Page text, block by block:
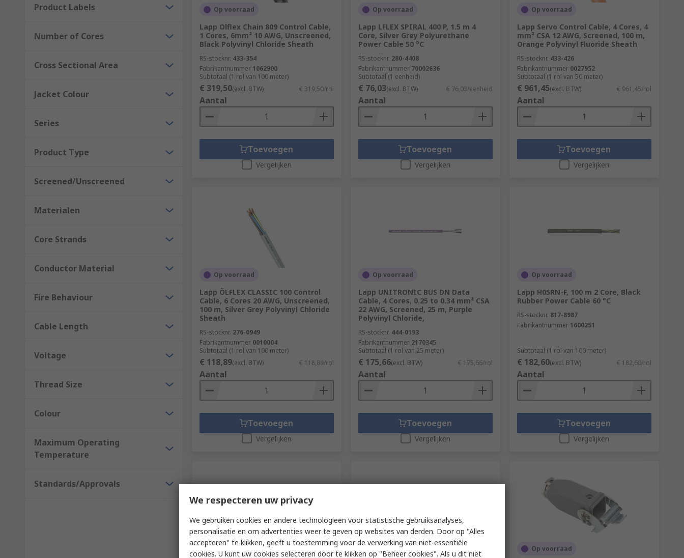
Product Labels
Number of Cores
Cross Sectional Area
Jacket Colour
Series
Product Type
Screened/Unscreened
Materialen
Core Strands
Conductor Material
Fire Behaviour
Cable Length
Voltage
Thread Size
Colour
Maximum Operating
Temperature
Standards/Approvals
Op voorraad
Lapp Olflex Chain 809 Control Cable,
1 Cores, 6mm² 10 AWG, Unscreened,
Black Polyvinyl Chloride Sheath
RS-stocknr. 433-354
Fabrikantnummer 1062900
Subtotaal (1 rol van 100 meter)
€ 319,50(excl. BTW) € 319,50/rol
Aantal
Toevoegen
Vergelijken
Op voorraad
Lapp LFLEX SPIRAL 400 P, 1.5 m 4
Core, Silver Grey Polyurethane
Power Cable 50 °C
RS-stocknr. 280-4408
Fabrikantnummer 70002636
Subtotaal (1 eenheid)
€ 76,03(excl. BTW) € 76,03/eenheid
Aantal
Toevoegen
Vergelijken
Op voorraad
Lapp Servo Control Cable, 4 Cores, 4
mm² CSA 12 AWG, Screened, 100 m,
Orange Polyvinyl Fluoride Sheath
RS-stocknr. 433-426
Fabrikantnummer 0027952
Subtotaal (1 rol van 50 meter)
€ 961,45(excl. BTW) € 961,45/rol
Aantal
Toevoegen
Vergelijken
Op voorraad
Lapp ÖLFLEX CLASSIC 100 Control
Cable, 6 Cores 20 AWG, Unscreened,
100 m, Silver Grey Polyvinyl Chloride
Sheath
RS-stocknr. 276-0949
Fabrikantnummer 0010004
Subtotaal (1 rol van 100 meter)
€ 118,89(excl. BTW) € 118,89/rol
Aantal
Toevoegen
Vergelijken
Op voorraad
Lapp UNITRONIC BUS DN Data
Cable, 4 Cores, 0.25 to 0.34 mm² CSA
22 AWG, Screened, 25 m, Purple
Polyvinyl Chloride,
RS-stocknr. 444-0193
Fabrikantnummer 2170345
Subtotaal (1 rol van 25 meter)
€ 175,66(excl. BTW) € 175,66/rol
Aantal
Toevoegen
Vergelijken
Op voorraad
Lapp H05RN-F, 100 m 2 Core, Black
Rubber Power Cable 60 °C
RS-stocknr. 817-8987
Fabrikantnummer 1600251
Subtotaal (1 rol van 100 meter)
€ 182,60(excl. BTW) € 182,60/rol
Aantal
Toevoegen
Vergelijken
Op voorraad Op voorraad
We respecteren uw privacy
We gebruiken cookies en andere technologieën voor statistische gebruiksanalyses,
personalisatie en om advertenties weer te geven op websites van derden. Door op "Alles
accepteren" te klikken, geeft u toestemming voor de verwerking van niet-essentiële
cookies. U kunt uw cookies selecteren door te klikken op "Beheer cookies". Als u dit niet